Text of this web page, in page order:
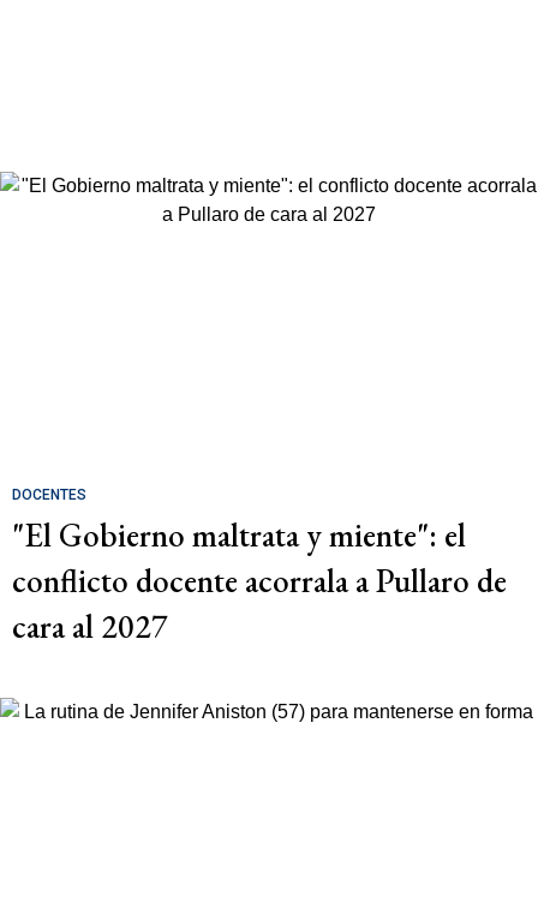
DOCENTES
"El Gobierno maltrata y miente": el
conflicto docente acorrala a Pullaro de
cara al 2027